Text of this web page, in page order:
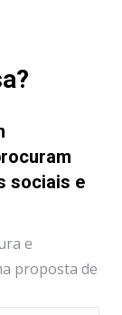
sociais e
e
proposta de